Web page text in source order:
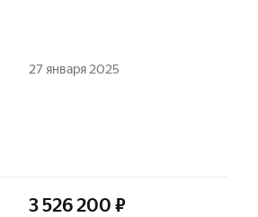
27 января 2025
3 526 200 ₽